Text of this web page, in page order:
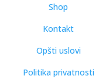
Shop
Kontakt
Opšti uslovi
Politika privatnosti